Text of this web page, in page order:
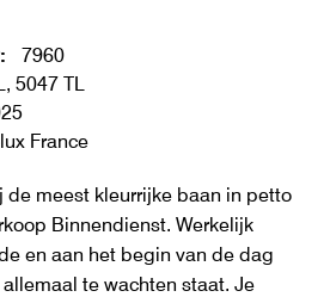
7960
5047 TL
France
de meest kleurrijke baan in petto
Binnendienst. Werkelijk
en aan het begin van de dag
te wachten staat. Je